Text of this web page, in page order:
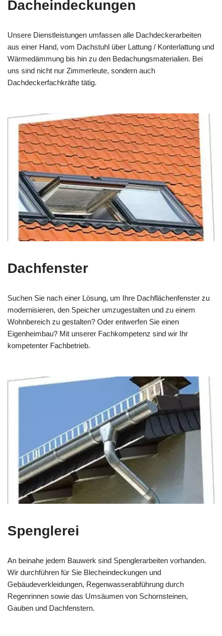
Dacheindeckungen
Unsere Dienstleistungen umfassen alle Dachdeckerarbeiten
aus einer Hand, vom Dachstuhl über Lattung / Konterlattung und
Wärmedämmung bis hin zu den Bedachungsmaterialien. Bei
uns sind nicht nur Zimmerleute, sondern auch
Dachdeckerfachkräfte tätig.
Dachfenster
Suchen Sie nach einer Lösung, um Ihre Dachflächenfenster zu
modernisieren, den Speicher umzugestalten und zu einem
Wohnbereich zu gestalten? Oder entwerfen Sie einen
Eigenheimbau? Mit unserer Fachkompetenz sind wir Ihr
kompetenter Fachbetrieb.
Spenglerei
An beinahe jedem Bauwerk sind Spenglerarbeiten vorhanden.
Wir durchführen für Sie Blecheindeckungen und
Gebäudeverkleidungen, Regenwasserabführung durch
Regenrinnen sowie das Umsäumen von Schornsteinen,
Gauben und Dachfenstern.